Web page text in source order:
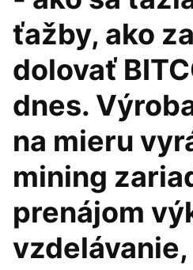
ťažby, ako
dolovať
dnes.
na mieru
mining
prenájom
vzdelávanie,